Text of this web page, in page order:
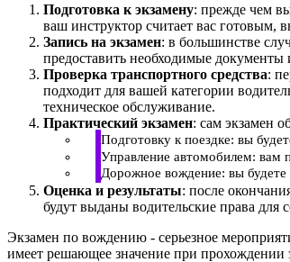
Подготовка к экзамену: прежде чем
ваш инструктор считает вас готовым,
Запись на экзамен: в большинстве
предоставить необходимые
Проверка транспортного средства:
подходит для вашей категории
техническое обслуживание.
Практический экзамен: сам экзамен
Подготовку к поездке: вы
Управление автомобилем: вам
Дорожное вождение: вы будете
Оценка и результаты: после
будут выданы водительские права для
Экзамен по вождению - серьезное
имеет решающее значение при прохождении